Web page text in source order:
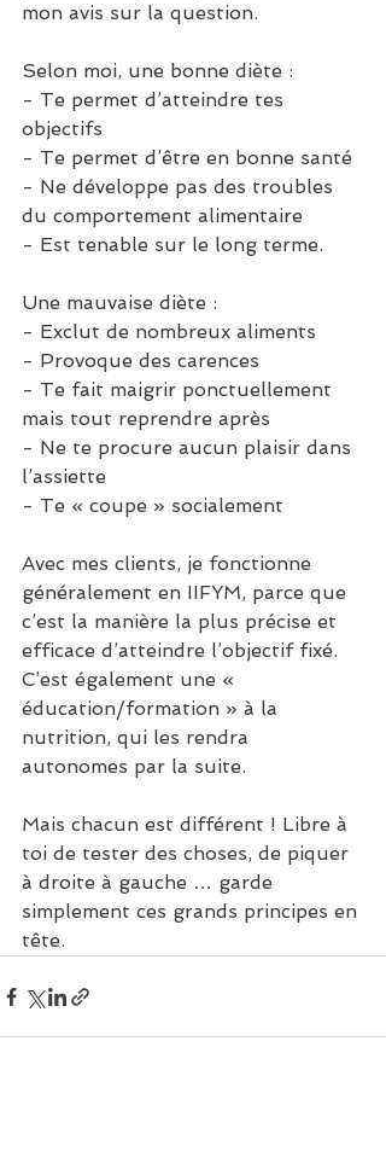
mon avis sur la question.
Selon moi, une bonne diète :
- Te permet d’atteindre tes
objectifs
- Te permet d’être en bonne santé
- Ne développe pas des troubles
du comportement alimentaire
- Est tenable sur le long terme.
Une mauvaise diète :
- Exclut de nombreux aliments
- Provoque des carences
- Te fait maigrir ponctuellement
mais tout reprendre après
- Ne te procure aucun plaisir dans
l’assiette
- Te « coupe » socialement
Avec mes clients, je fonctionne
généralement en IIFYM, parce que
c’est la manière la plus précise et
efficace d’atteindre l’objectif fixé.
C’est également une «
éducation/formation » à la
nutrition, qui les rendra
autonomes par la suite.
Mais chacun est différent ! Libre à
toi de tester des choses, de piquer
à droite à gauche … garde
simplement ces grands principes en
tête.